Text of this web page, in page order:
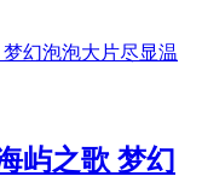
屿之歌 梦幻